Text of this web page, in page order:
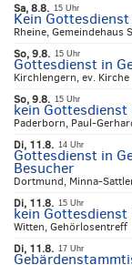
Sa, 8.8. 15 Uhr
Kein
Rheine, Gemeindehaus
So, 9.8. 15 Uhr
Gottesdienst in
Kirchlengern, ev. Kirche
So, 9.8. 15 Uhr
kein Gottesdienst
Paderborn, Paul-
Di, 11.8. 14 Uhr
Gottesdienst in
Besucher
Dortmund, Minna-
Di, 11.8. 15 Uhr
kein Gottesdienst
Witten, Gehörlosentreff
Di, 11.8. 17 Uhr